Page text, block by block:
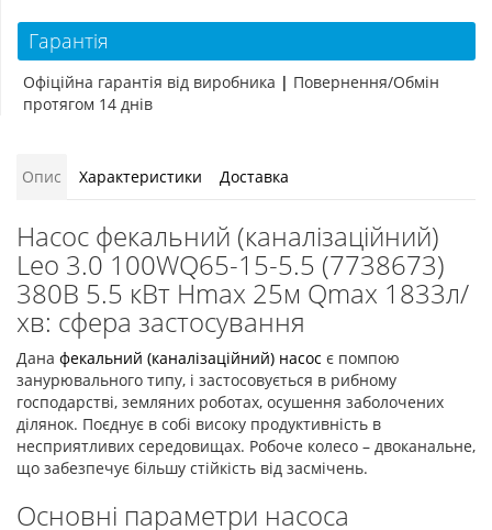
Гарантія
Офіційна гарантія від виробника | Повернення/Обмін
протягом 14 днів
Опис Характеристики Доставка
Насос фекальний (каналізаційний)
Leo 3.0 100WQ65-15-5.5 (7738673)
380В 5.5 кВт Hmax 25м Qmax 1833л/
хв: сфера застосування
Дана фекальний (каналізаційний) насос є помпою
занурювального типу, і застосовується в рибному
господарстві, земляних роботах, осушення заболочених
ділянок. Поєднує в собі високу продуктивність в
несприятливих середовищах. Робоче колесо – двоканальне,
що забезпечує більшу стійкість від засмічень.
Основні параметри насоса